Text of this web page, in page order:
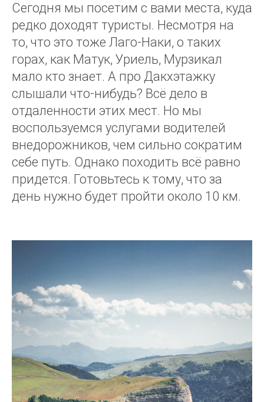
Сегодня мы посетим с вами места, куда
редко доходят туристы. Несмотря на
то, что это тоже Лаго-Наки, о таких
горах, как Матук, Уриель, Мурзикал
мало кто знает. А про Дакхэтажку
слышали что-нибудь? Всё дело в
отдаленности этих мест. Но мы
воспользуемся услугами водителей
внедорожников, чем сильно сократим
себе путь. Однако походить всё равно
придется. Готовьтесь к тому, что за
день нужно будет пройти около 10 км.